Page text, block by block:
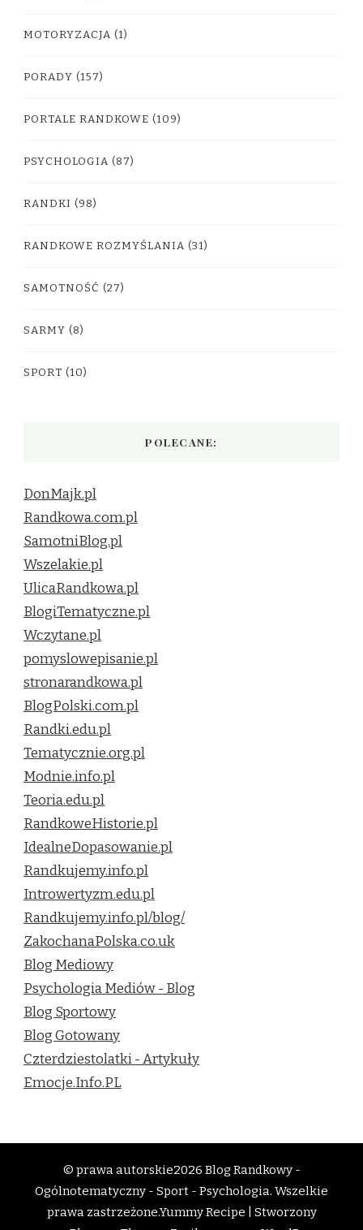
MOTORYZACJA (1)
PORADY (157)
PORTALE RANDKOWE (109)
PSYCHOLOGIA (87)
RANDKI (98)
RANDKOWE ROZMYŚLANIA (31)
SAMOTNOŚĆ (27)
SARMY (8)
SPORT (10)
POLECANE:
DonMajk.pl
Randkowa.com.pl
SamotniBlog.pl
Wszelakie.pl
UlicaRandkowa.pl
BlogiTematyczne.pl
Wczytane.pl
pomyslowepisanie.pl
stronarandkowa.pl
BlogPolski.com.pl
Randki.edu.pl
Tematycznie.org.pl
Modnie.info.pl
Teoria.edu.pl
RandkoweHistorie.pl
IdealneDopasowanie.pl
Randkujemy.info.pl
Introwertyzm.edu.pl
Randkujemy.info.pl/blog/
ZakochanaPolska.co.uk
Blog Mediowy
Psychologia Mediów - Blog
Blog Sportowy
Blog Gotowany
Czterdziestolatki - Artykuły
Emocje.Info.PL
© prawa autorskie2026 Blog Randkowy -
Ogólnotematyczny - Sport - Psychologia. Wszelkie
prawa zastrzeżone.Yummy Recipe | Stworzony